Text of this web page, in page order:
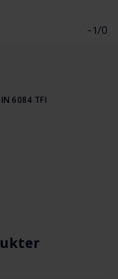
-1/0
IN 6084 TFI